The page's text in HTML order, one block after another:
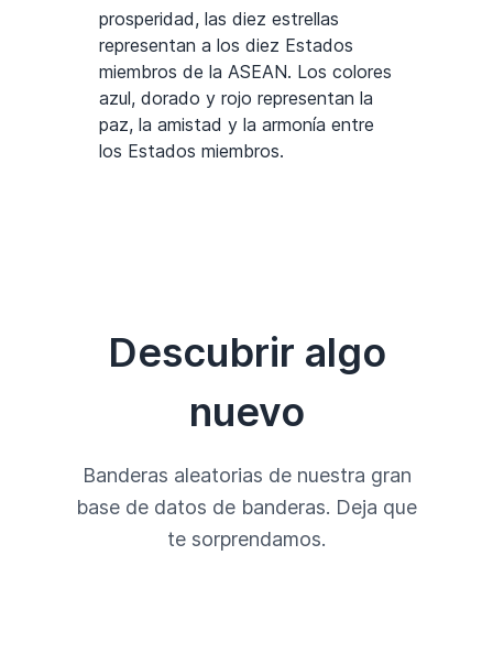
prosperidad, las diez estrellas
representan a los diez Estados
miembros de la ASEAN. Los colores
azul, dorado y rojo representan la
paz, la amistad y la armonía entre
los Estados miembros.
Descubrir algo
nuevo
Banderas aleatorias de nuestra gran
base de datos de banderas. Deja que
te sorprendamos.